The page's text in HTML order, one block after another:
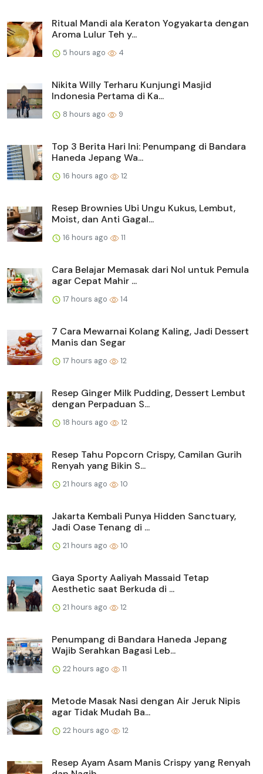
Ritual Mandi ala Keraton Yogyakarta dengan
Aroma Lulur Teh y...
5 hours ago 4
Nikita Willy Terharu Kunjungi Masjid
Indonesia Pertama di Ka...
8 hours ago 9
Top 3 Berita Hari Ini: Penumpang di Bandara
Haneda Jepang Wa...
16 hours ago 12
Resep Brownies Ubi Ungu Kukus, Lembut,
Moist, dan Anti Gagal...
16 hours ago 11
Cara Belajar Memasak dari Nol untuk Pemula
agar Cepat Mahir ...
17 hours ago 14
7 Cara Mewarnai Kolang Kaling, Jadi Dessert
Manis dan Segar
17 hours ago 12
Resep Ginger Milk Pudding, Dessert Lembut
dengan Perpaduan S...
18 hours ago 12
Resep Tahu Popcorn Crispy, Camilan Gurih
Renyah yang Bikin S...
21 hours ago 10
Jakarta Kembali Punya Hidden Sanctuary,
Jadi Oase Tenang di ...
21 hours ago 10
Gaya Sporty Aaliyah Massaid Tetap
Aesthetic saat Berkuda di ...
21 hours ago 12
Penumpang di Bandara Haneda Jepang
Wajib Serahkan Bagasi Leb...
22 hours ago 11
Metode Masak Nasi dengan Air Jeruk Nipis
agar Tidak Mudah Ba...
22 hours ago 12
Resep Ayam Asam Manis Crispy yang Renyah